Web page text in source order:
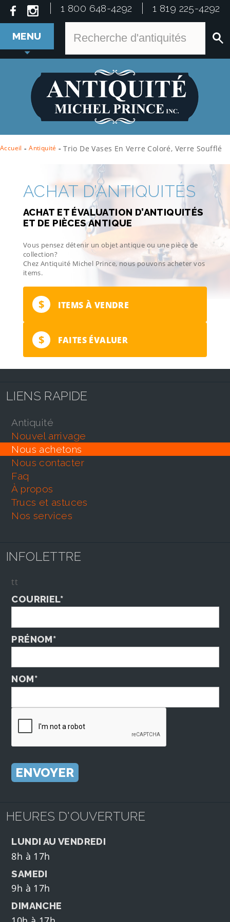
1 800 648-4292 1 819 225-4292
MENU
Accueil - Antiquité - Trio De Vases En Verre Coloré, Verre Soufflé
ACHAT D’ANTIQUITÉS
ACHAT ET ÉVALUATION D’ANTIQUITÉS
ET DE PIÈCES ANTIQUE
Vous pensez détenir un objet antique ou une pièce de
collection?
Chez Antiquité Michel Prince, nous pouvons acheter vos
items.
$ ITEMS À VENDRE
$ FAITES ÉVALUER
LIENS RAPIDE
antiquité
nouvel arrivage
nous achetons
nous contacter
faq
À propos
trucs et astuces
nos services
INFOLETTRE
tt
COURRIEL*
PRÉNOM*
NOM*
HEURES D'OUVERTURE
LUNDI AU VENDREDI
8h à 17h
SAMEDI
9h à 17h
DIMANCHE